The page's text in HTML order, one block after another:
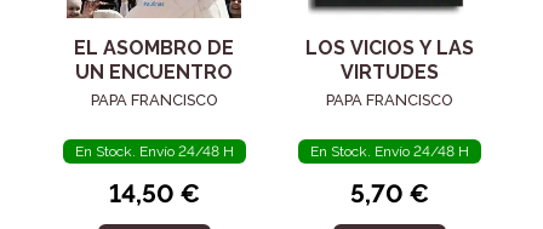
EL ASOMBRO DE
UN ENCUENTRO
PAPA FRANCISCO
En Stock. Envío 24/48 H
14,50 €
LOS VICIOS Y LAS
VIRTUDES
PAPA FRANCISCO
En Stock. Envío 24/48 H
5,70 €